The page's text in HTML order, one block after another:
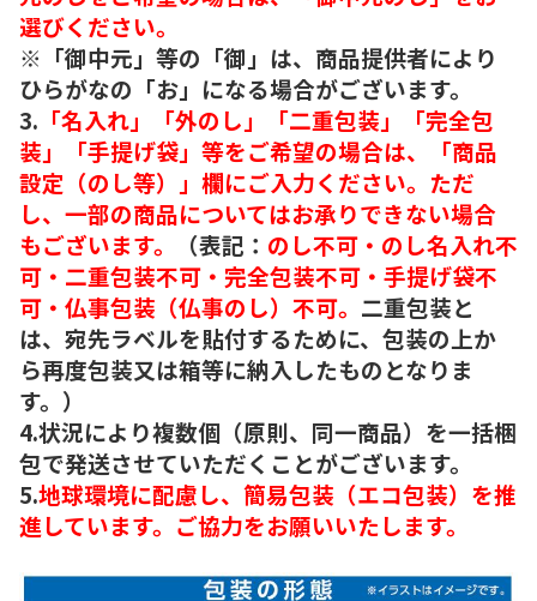
選びください。
※「御中元」等の「御」は、商品提供者により
ひらがなの「お」になる場合がございます。
3. 「名入れ」「外のし」「二重包装」「完全包
装」「手提げ袋」等をご希望の場合は、「商品
設定（のし等）」欄にご入力ください。ただ
し、一部の商品についてはお承りできない場合
もございます。
（表記： のし不可・のし名入れ不
可・二重包装不可・完全包装不可・手提げ袋不
可・仏事包装（仏事のし）不可。 二重包装と
は、宛先ラベルを貼付するために、包装の上か
ら再度包装又は箱等に納入したものとなりま
す。）
4.状況により複数個（原則、同一商品）を一括梱
包で発送させていただくことがございます。
5.地球環境に配慮し、簡易包装（エコ包装）を推
進しています。ご協力をお願いいたします。